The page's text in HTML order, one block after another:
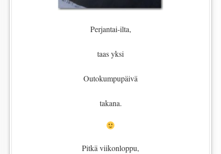
Perjantai-ilta,
taas yksi
Outokumpupäivä
takana.
Pitkä viikonloppu,